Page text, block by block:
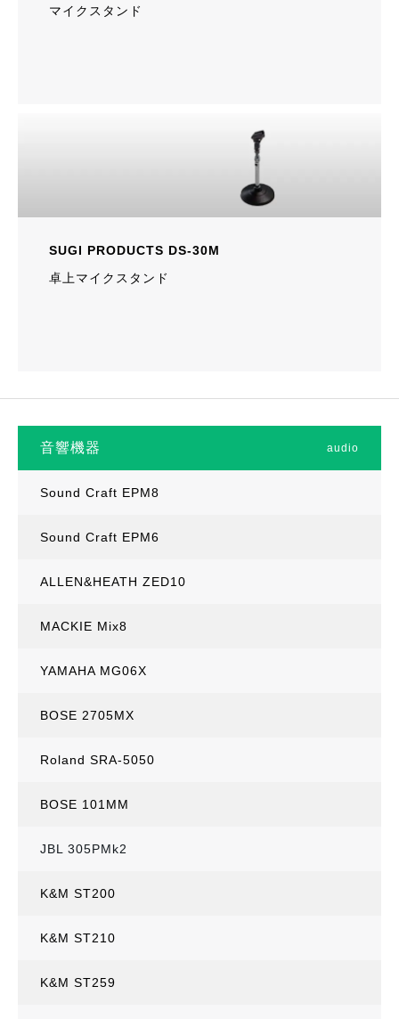
マイクスタンド
SUGI PRODUCTS DS-30M
卓上マイクスタンド
音響機器 audio
Sound Craft EPM8
Sound Craft EPM6
ALLEN&HEATH ZED10
MACKIE Mix8
YAMAHA MG06X
BOSE 2705MX
Roland SRA-5050
BOSE 101MM
JBL 305PMk2
K&M ST200
K&M ST210
K&M ST259